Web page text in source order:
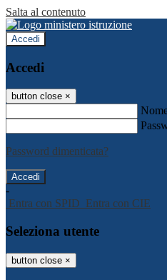
Salta al contenuto
Accedi
Accedi
button close ×
Password dimenticata?
-
Entra con SPID Entra con CIE
Seleziona utente
button close ×